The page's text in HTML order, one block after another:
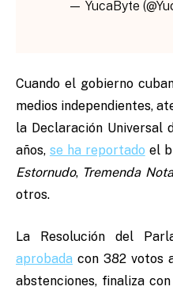
— YucaByte
Cuando el gobierno
medios independientes,
la Declaración Universal
años, se ha reportado el
Estornudo, Tremenda Nota
otros.
La Resolución del
aprobada con 382 votos
abstenciones, finaliza